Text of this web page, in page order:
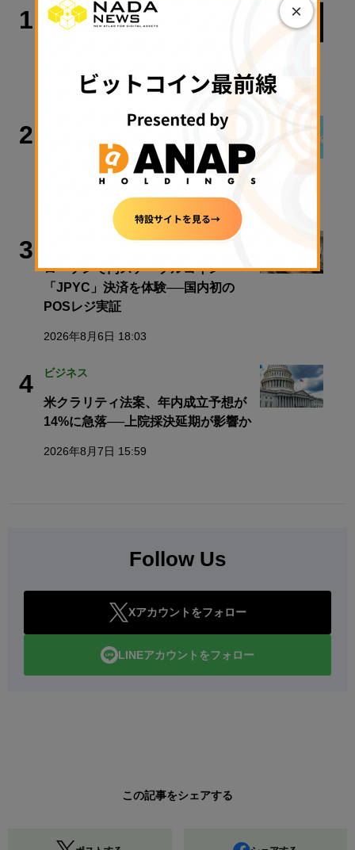
1 ビジネス
2026年8月8日 11:29
2
今週のWeb3ニュースをおさらい！
【毎週土曜日はNADAクイズ_Vol.7】
2026年8月8日 08:00
3
ローソンで円ステーブルコイン
「JPYC」決済を体験──国内初の
POSレジ実証
2026年8月6日 18:03
4 ビジネス
米クラリティ法案、年内成立予想が
14%に急落──上院採決延期が影響か
2026年8月7日 15:59
Follow Us
Xアカウントをフォロー
LINEアカウントをフォロー
この記事をシェアする
×